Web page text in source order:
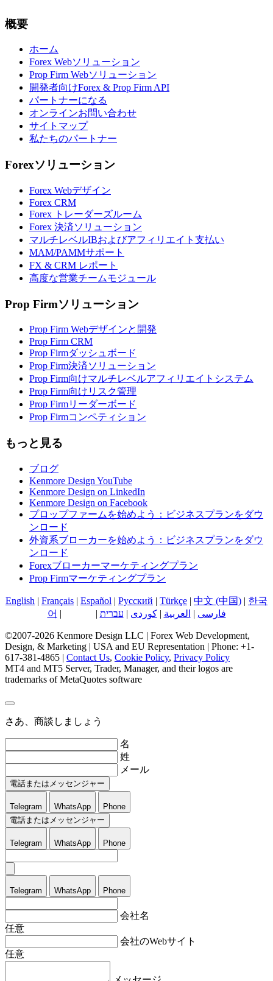
概要
ホーム
Forex Webソリューション
Prop Firm Webソリューション
開発者向けForex & Prop Firm API
パートナーになる
オンラインお問い合わせ
サイトマップ
私たちのパートナー
Forexソリューション
Forex Webデザイン
Forex CRM
Forex トレーダーズルーム
Forex 決済ソリューション
マルチレベルIBおよびアフィリエイト支払い
MAM/PAMMサポート
FX & CRM レポート
高度な営業チームモジュール
Prop Firmソリューション
Prop Firm Webデザインと開発
Prop Firm CRM
Prop Firmダッシュボード
Prop Firm決済ソリューション
Prop Firm向けマルチレベルアフィリエイトシステム
Prop Firm向けリスク管理
Prop Firmリーダーボード
Prop Firmコンペティション
もっと見る
ブログ
Kenmore Design YouTube
Kenmore Design on LinkedIn
Kenmore Design on Facebook
プロップファームを始めよう：ビジネスプランをダウ
ンロード
外資系ブローカーを始めよう：ビジネスプランをダウ
ンロード
Forexブローカーマーケティングプラン
Prop Firmマーケティングプラン
English | Français | Español | Русский | Türkçe | 中文 (中国) | 한국
어 | | עברית | کوردی| العربية | فارسی
©2007-2026 Kenmore Design LLC | Forex Web Development,
Design, & Marketing | USA and EU Representation | Phone: +1-
617-381-4865 | Contact Us, Cookie Policy, Privacy Policy
MT4 and MT5 Server, Trader, Manager, and their logos are
trademarks of MetaQuotes software
さあ、商談しましょう
名
姓
メール
電話またはメッセンジャー
Telegram WhatsApp
Phone
電話またはメッセンジャー
Telegram WhatsApp Phone
Telegram WhatsApp Phone
会社名
任意
会社のWebサイト
任意